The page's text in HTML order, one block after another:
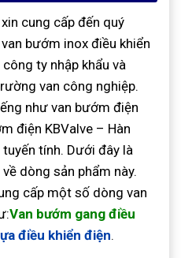
xin cung cấp đến quý
bướm inox điều khiển
ty nhập khẩu và
van công nghiệp.
như van bướm điện
điện KBValve – Hàn
tính. Dưới đây là
dòng sản phẩm này.
cấp một số dòng van
Van bướm gang điều
điều khiển điện.